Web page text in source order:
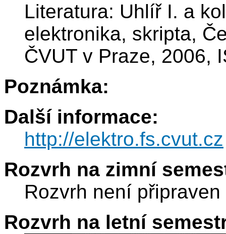
Literatura: Uhlíř I. a
elektronika, skripta,
ČVUT v Praze, 2006,
Poznámka:
Další informace:
http://elektro.fs.cvut.cz
Rozvrh na zimní
Rozvrh není připraven
Rozvrh na letní